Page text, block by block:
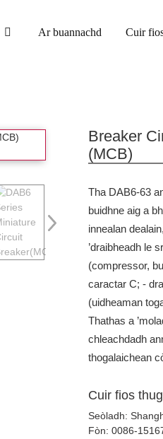
Ar buannachd Cuir
Breaker
(MCB)
Tha DAB6-63
buidhne aig a
innealan
’draibheadh ​​le
(compressor,
caractar C; -
(uidheaman
Thathas a
chleachdadh
thogalaichean
Cuir fios
Seòladh:
Fòn:0086-